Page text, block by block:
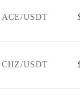
ACE/USDT
CHZ/USDT